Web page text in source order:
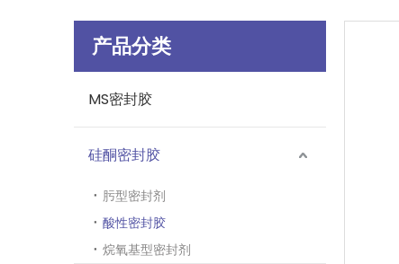
产品分类
MS密封胶
硅酮密封胶
肟型密封剂
酸性密封胶
烷氧基型密封剂